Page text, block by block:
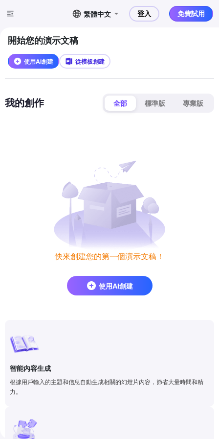
繁體中文 登入 免費試用
開始您的演示文稿
使用AI創建 從模板創建
我的創作 全部 標準版 專業版
快來創建您的第一個演示文稿！
使用AI創建
智能內容生成
根據用戶輸入的主題和信息自動生成相關的幻燈片內容，節省大量時間和精
力。